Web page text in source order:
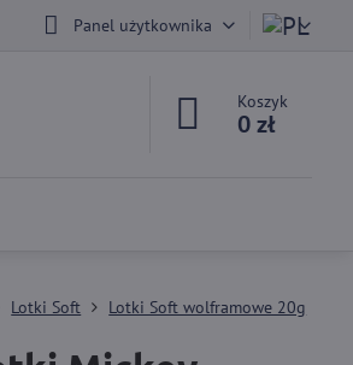
Panel użytkownika
Koszyk
0 zł
Lotki Soft Lotki Soft wolframowe 20g